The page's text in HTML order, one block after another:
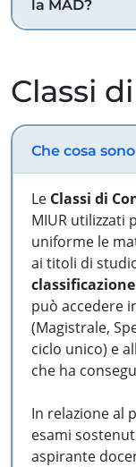
la MAD?
Classi
Che cosa
Le Classi di
MIUR utilizzati
uniforme le
ai titoli di
può accedere
(Magistrale,
ciclo unico) e
che ha
In relazione al
esami
aspirante